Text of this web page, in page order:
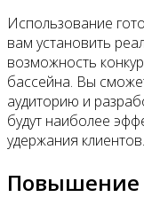
Использование
вам установить
возможность
бассейна. Вы
аудиторию и
будут наиболее
удержания клиентов.
Повышение